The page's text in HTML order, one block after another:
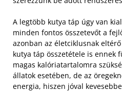
A legtöbb kutya táp úgy van
minden fontos összetevőt a
azonban az életciklusnak
kutya táp összetétele is ennek
magas kalóriatartalomra
állatok esetében, de az
energia, hiszen jóval